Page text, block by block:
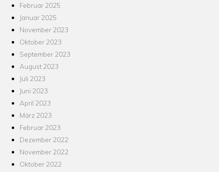
Februar 2025
Januar 2025
November 2023
Oktober 2023
September 2023
August 2023
Juli 2023
Juni 2023
April 2023
März 2023
Februar 2023
Dezember 2022
November 2022
Oktober 2022